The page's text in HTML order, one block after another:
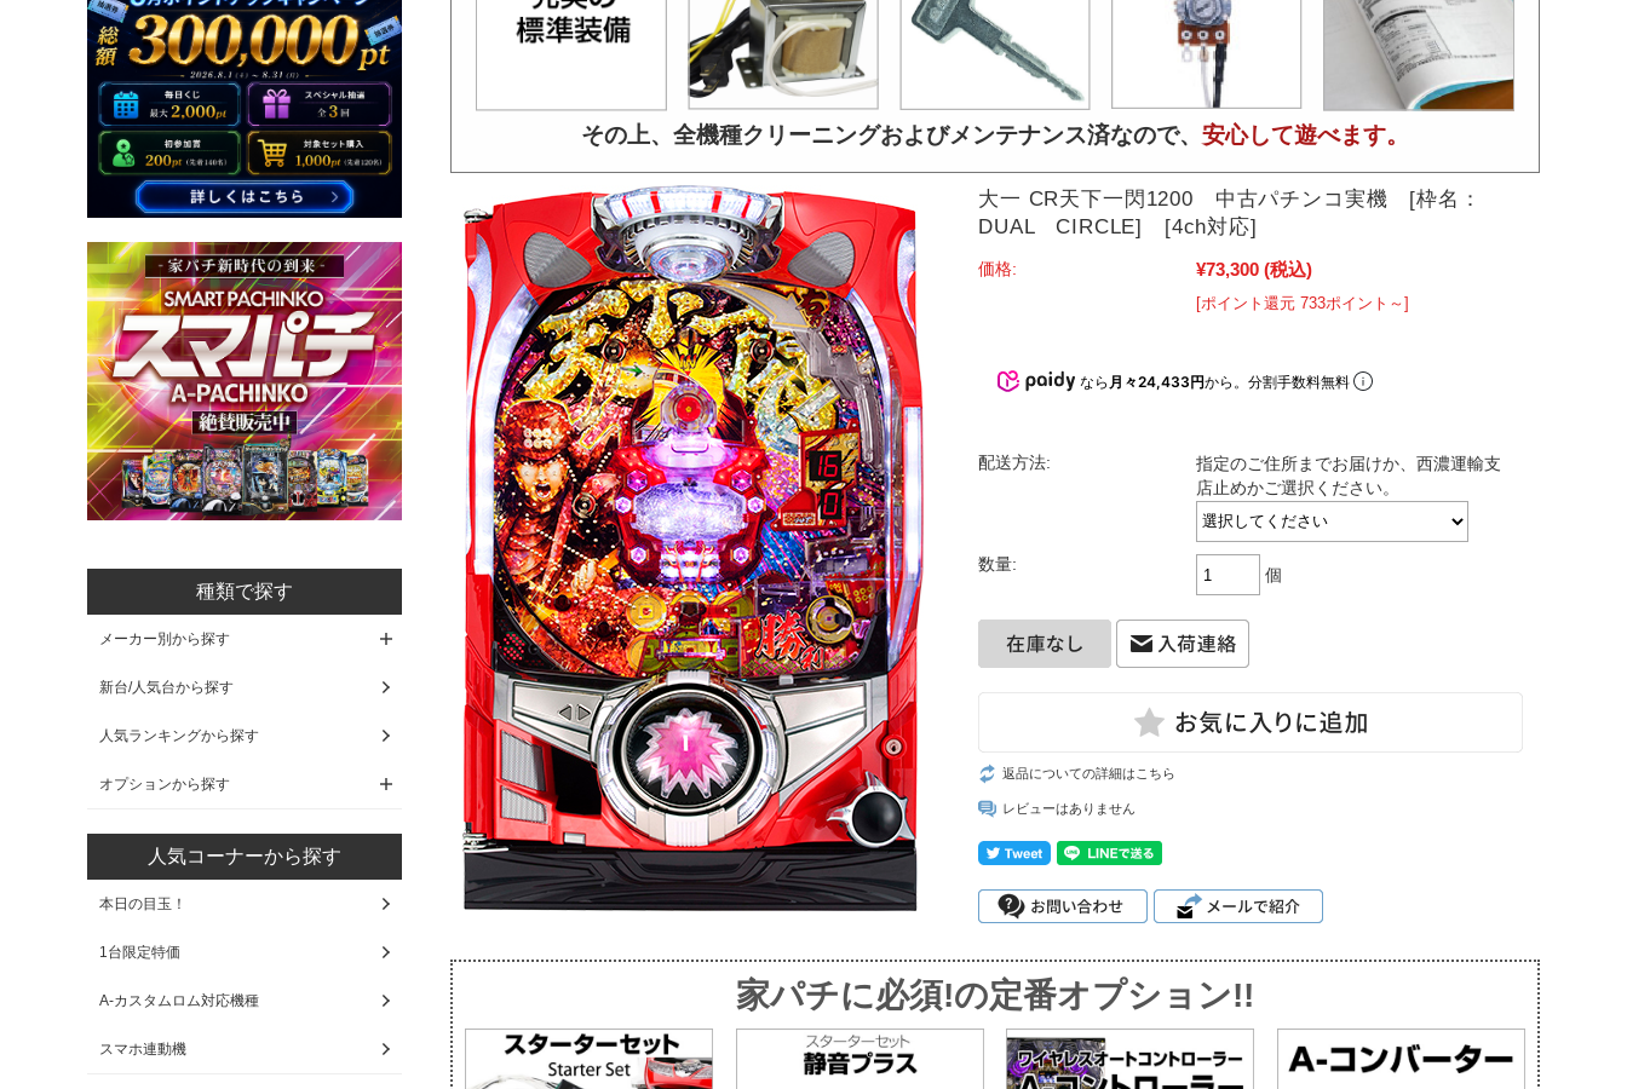
その上、全機種クリーニングおよびメンテナンス済なので、 安心して遊べます。
大一 CR天下一閃1200 中古パチンコ実機 [枠名：
DUAL CIRCLE] [4ch対応]
価格: ¥73,300 (税込)
[ポイント還元 733ポイント～]
なら 月々24,433円から。分割手数料無料
配送方法:
指定のご住所までお届けか、西濃運輸支
店止めかご選択ください。
数量:
個
返品についての詳細はこちら
レビューはありません
家パチに必須!の定番オプション!!
種類で探す
メーカー別から探す
新台/人気台から探す
人気ランキングから探す
オプションから探す
人気コーナーから探す
本日の目玉！
1台限定特価
A-カスタムロム対応機種
スマホ連動機